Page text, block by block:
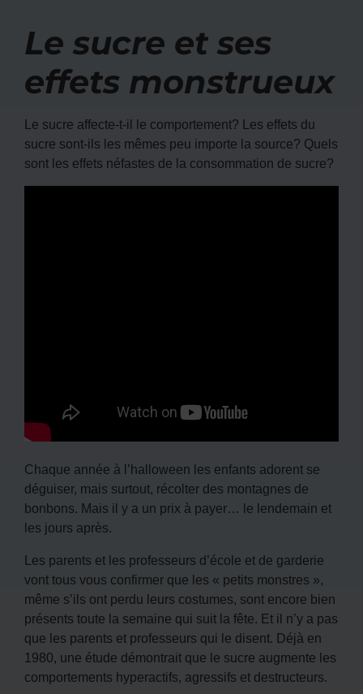
Le sucre et ses
effets monstrueux
Le sucre affecte-t-il le comportement? Les effets du
sucre sont-ils les mêmes peu importe la source? Quels
sont les effets néfastes de la consommation de sucre?
Chaque année à l’halloween les enfants adorent se
déguiser, mais surtout, récolter des montagnes de
bonbons. Mais il y a un prix à payer… le lendemain et
les jours après.
Les parents et les professeurs d’école et de garderie
vont tous vous confirmer que les « petits monstres »,
même s’ils ont perdu leurs costumes, sont encore bien
présents toute la semaine qui suit la fête. Et il n’y a pas
que les parents et professeurs qui le disent. Déjà en
1980, une étude démontrait que le sucre augmente les
comportements hyperactifs, agressifs et destructeurs.